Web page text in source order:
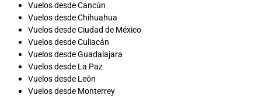
Vuelos desde Cancún
Vuelos desde Chihuahua
Vuelos desde Ciudad de México
Vuelos desde Culiacán
Vuelos desde Guadalajara
Vuelos desde La Paz
Vuelos desde León
Vuelos desde Monterrey